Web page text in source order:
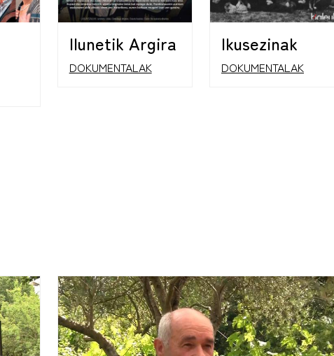
Ilunetik Argira
DOKUMENTALAK
Ikusezinak
DOKUMENTALAK